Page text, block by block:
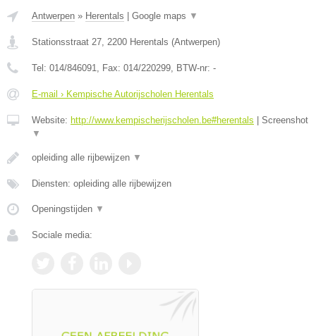
Antwerpen » Herentals Google maps ▼
Stationsstraat 27 2200 Herentals (Antwerpen)
Tel: 014/846091 , Fax: 014/220299 , BTW-nr: -
E-mail › Kempische Autorijscholen Herentals
Website: http://www.kempischerijscholen.be#herentals
Screenshot
▼
opleiding alle rijbewijzen ▼
Diensten: opleiding alle rijbewijzen
Openingstijden ▼
Sociale media: